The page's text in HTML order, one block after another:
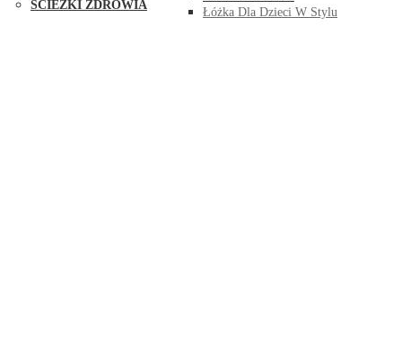
ŚCIEŻKI ZDROWIA
Łóżka Dla Dzieci W Stylu